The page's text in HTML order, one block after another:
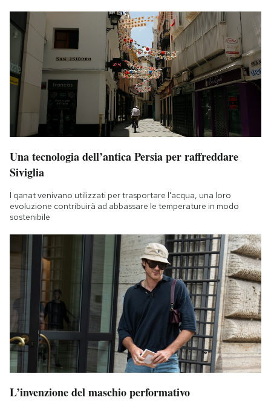
Una tecnologia dell’antica Persia per raffreddare
Siviglia
I qanat venivano utilizzati per trasportare l'acqua, una loro
evoluzione contribuirà ad abbassare le temperature in modo
sostenibile
L’invenzione del maschio performativo